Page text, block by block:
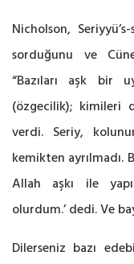
Nicholson,
sorduğunu ve
“Bazıları aşk bir
(özgecilik); ‎kimileri
verdi. Seriy,
kemikten ayrılmadı.
Allah aşkı ile
olurdum.’ dedi. Ve
Dilerseniz bazı